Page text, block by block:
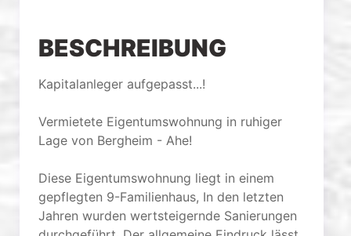
BESCHREIBUNG
Kapitalanleger aufgepasst...!
Vermietete Eigentumswohnung in ruhiger
Lage von Bergheim - Ahe!
Diese Eigentumswohnung liegt in einem
gepflegten 9-Familienhaus, In den letzten
Jahren wurden wertsteigernde Sanierungen